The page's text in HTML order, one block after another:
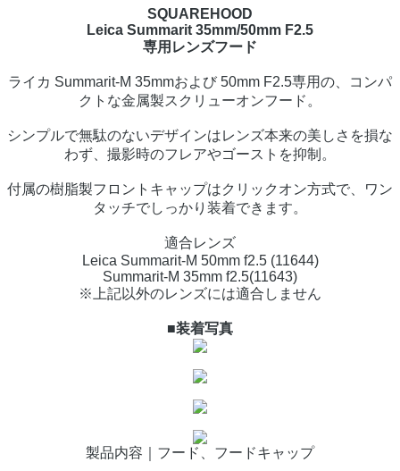
SQUAREHOOD
Leica Summarit 35mm/50mm F2.5
専用レンズフード
ライカ Summarit-M 35mmおよび 50mm F2.5専用の、コンパ
クトな金属製スクリューオンフード。
シンプルで無駄のないデザインはレンズ本来の美しさを損な
わず、撮影時のフレアやゴーストを抑制。
付属の樹脂製フロントキャップはクリックオン方式で、ワン
タッチでしっかり装着できます。
適合レンズ
Leica Summarit-M 50mm f2.5 (11644)
Summarit-M 35mm f2.5(11643)
※上記以外のレンズには適合しません
■装着写真
製品内容｜フード、フードキャップ